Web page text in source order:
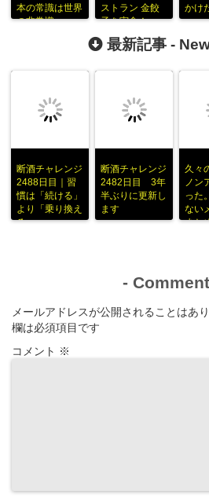
本の常識は世界
の非常識
ストラン 金餃
子を実食！
かけ
最新記事 -
断酒チャレンジ
2488日目｜習
慣は「続ける」
より「乗り換え
る」
断酒チャレンジ
2482日目 3年
半ぶりに更新し
ます
久々
ノン
った
ない
まと
-
メールアドレスが公開されることはあり
欄は必須項目です
コメント ※